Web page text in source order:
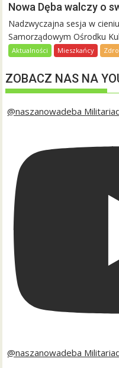
Nowa Dęba walczy o
Nadzwyczajna sesja w
Samorządowym Ośrodku
Aktualności Mieszkańcy
ZOBACZ NAS NA
@naszanowadeba
@naszanowadeba